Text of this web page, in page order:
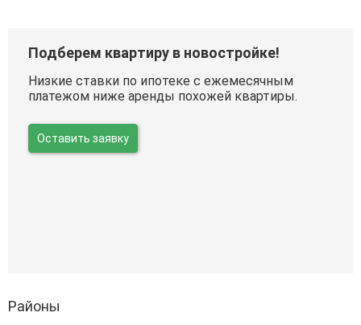
Подберем квартиру в новостройке!
Низкие ставки по ипотеке с ежемесячным
платежом ниже аренды похожей квартиры.
Оставить заявку
Районы